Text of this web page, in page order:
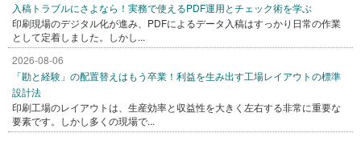
入稿トラブルにさよなら！実務で使えるPDF運用とチェック術を学ぶ
印刷現場のデジタル化が進み、PDFによるデータ入稿はすっかり日常の作業
として定着しました。しかし...
2026-08-06
「勘と経験」の配置替えはもう卒業！利益を生み出す工場レイアウトの標準
設計法
印刷工場のレイアウトは、生産効率と収益性を大きく左右する非常に重要な
要素です。しかし多くの現場で...